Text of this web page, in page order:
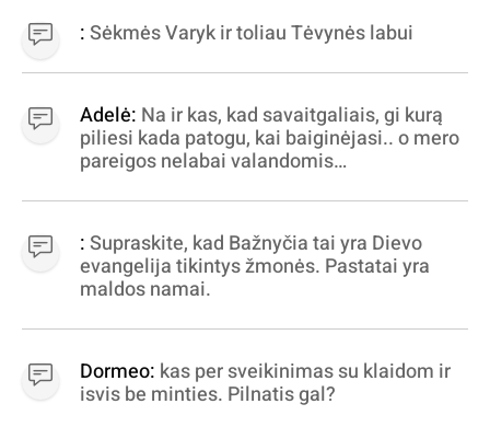
:Sėkmės Varyk ir toliau Tėvynės labui
Adelė: Na ir kas, kad savaitgaliais, gi kurą
piliesi kada patogu, kai baiginėjasi.. o mero
pareigos nelabai valandomis
virpinimas, ieškokit kur milijonus vagia
dujininkai, elektros aferistai, stadionų
statytojai Vilnuje
:Supraskite, kad Bažnyčia tai yra Dievo
evangelija tikintys žmonės. Pastatai yra
maldos namai.
Dormeo: kas per sveikinimas su klaidom ir
isvis be minties. Pilnatis gal?